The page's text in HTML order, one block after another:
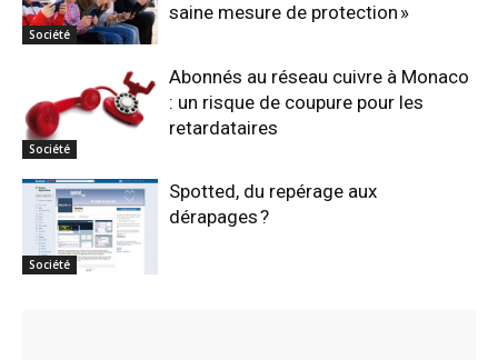
Société
saine mesure de protection »
Société
Abonnés au réseau cuivre à Monaco
: un risque de coupure pour les
retardataires
Société
Spotted, du repérage aux
dérapages ?